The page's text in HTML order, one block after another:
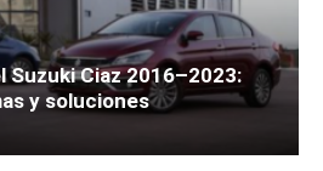
Suzuki Ciaz 2016–2023:
y soluciones